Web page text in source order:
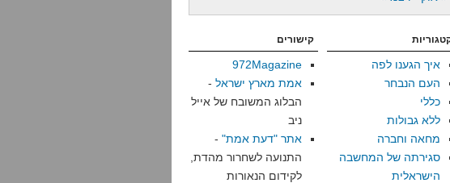
איך הגענו לפה
העם הנבחר
כללי
ללא גבולות
מחאה וחברה
סגירתה של המחשבה
הישראלית
קישורים
972Magazine
אמת מארץ ישראל -
הבלוג המשובח של אייל
ניב
אתר "דעת אמת" -
התנועה לשחרור מהדת,
לקידום הנאורות